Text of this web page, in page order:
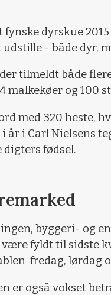
dyrskue
- både dyr,
tilmeldt både
malkekøer og 100
med 320 heste,
år i Carl Nielsens
digters fødsel.
byggeri- og
fyldt til sidste
fredag, lørdag
er også vokset